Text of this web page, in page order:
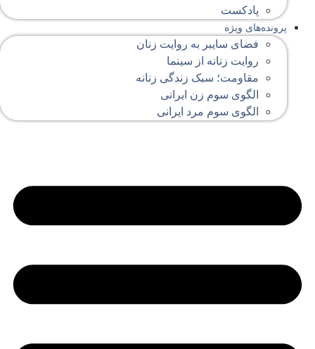
پادکست
پرونده‌های ویژه
فضای سایبر به روایت زنان
روایت زنانه از سینما
مقاومت؛ سبک زندگی زنانه
الگوی سوم زن ایرانی
الگوی سوم مرد ایرانی